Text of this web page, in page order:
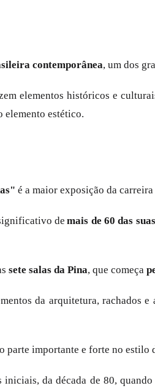
contemporânea, um dos
elementos históricos e
elemento estético.
é a maior exposição da
demais de 60 das
sete salas da Pina, que começa
da arquitetura, rachados
parte importante e forte no
da década de 80,